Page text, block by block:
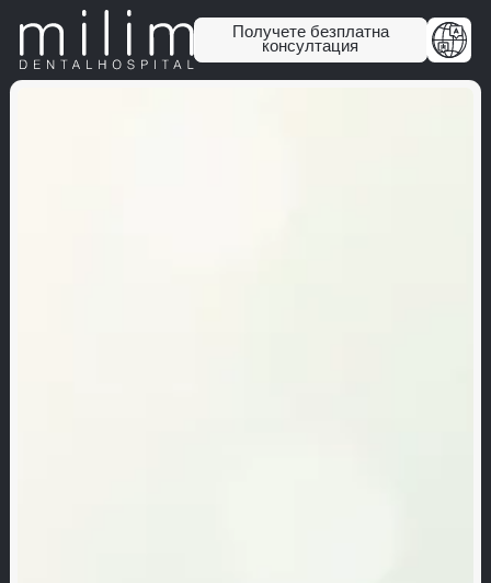
Получете безплатна
консултация